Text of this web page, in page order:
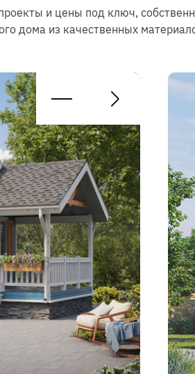
и цены под ключ,
дома из качественных